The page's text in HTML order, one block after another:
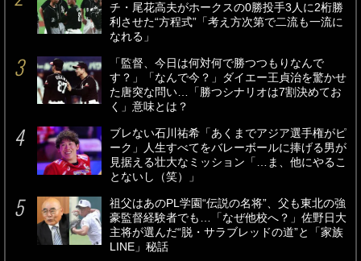
チ・尾花高夫がホークスの0勝投手3人に2桁勝
利させた“方程式”「考え方次第で二流も一流に
なれる」
「監督、今日は何対何で勝つつもりなんで
す？」「なんで今？」ダイエー王貞治を驚かせ
た唐突な問い…「勝つシナリオは7割決めてお
く」意味とは？
ブレない石川祐希「あくまでアジア選手権がピ
ーク」人生すべてをバレーボールに捧げる男が
見据える壮大なミッション「…ま、他にやるこ
とないし（笑）」
祖父はあのPL学園“伝説の名将”、父も東北の強
豪監督経験者でも…「なぜ他校へ？」佐野日大
主将が選んだ“脱・サラブレッドの道”と「家族
LINE」秘話